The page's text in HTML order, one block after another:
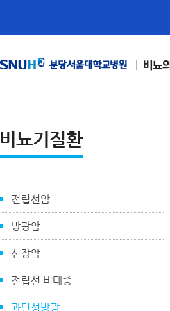
비뇨
비뇨기질환
전립선암
방광암
신장암
전립선 비대증
과민성방광